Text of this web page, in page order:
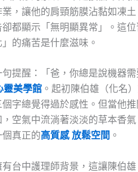
，讓他的肩頸筋膜沾黏如凍
都顯示「無明顯異常」。這
的痛苦是什麼滋味。
提醒：「爸，你總是說機器
美學館 。起初陳伯雄（化名
字總覺得過於感性。但當他
空氣中流淌著淡淡的草本香
真正的高質感 放鬆空間 。
台中護理師背景，這讓陳伯